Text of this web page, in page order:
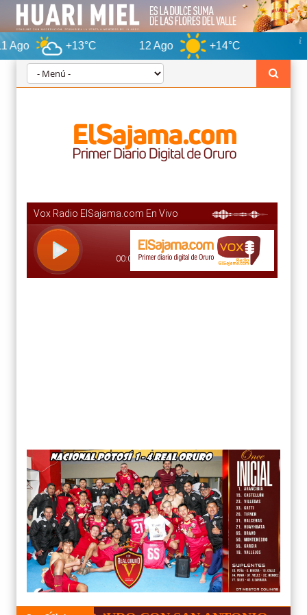
+13°C 12 Ago +14°C Oruro